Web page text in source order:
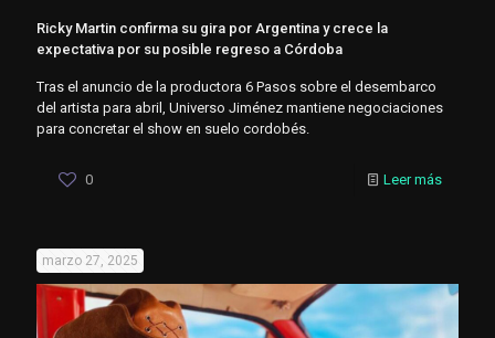
Ricky Martin confirma su gira por Argentina y crece la
expectativa por su posible regreso a Córdoba
Tras el anuncio de la productora 6 Pasos sobre el desembarco
del artista para abril, Universo Jiménez mantiene negociaciones
para concretar el show en suelo cordobés.
0 Leer más
marzo 27, 2025